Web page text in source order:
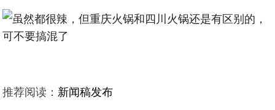
推荐阅读： 新闻稿发布